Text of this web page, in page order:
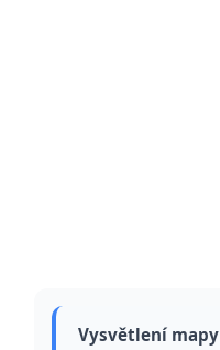
Vysvětlení mapy